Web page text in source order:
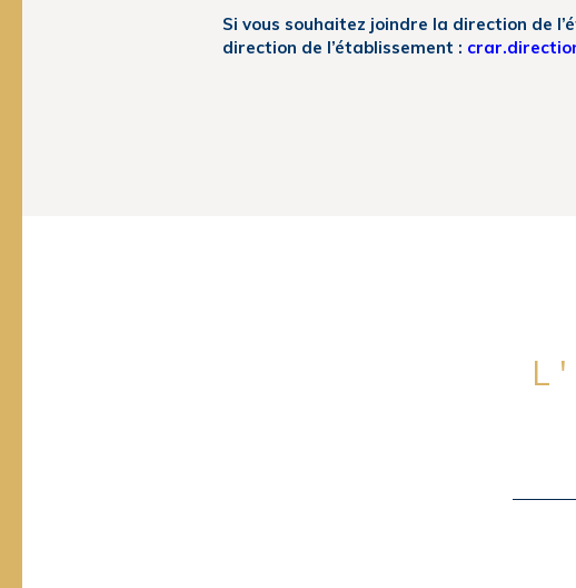
Si vous souhaitez joindre la direction de
direction de l’établissement :